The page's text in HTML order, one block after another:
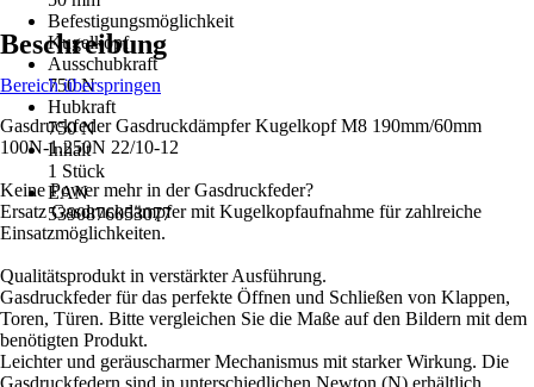
Befestigungsmöglichkeit
Kugelkopf
Ausschubkraft
750 N
Hubkraft
750 N
Inhalt
1 Stück
EAN
5390876053077
Beschreibung
Bereich überspringen
Gasdruckfeder Gasdruckdämpfer Kugelkopf M8 190mm/60mm
100N-1.250N 22/10-12
Keine Power mehr in der Gasdruckfeder?
Ersatz Gasdruckdämpfer mit Kugelkopfaufnahme für zahlreiche
Einsatzmöglichkeiten.
Qualitätsprodukt in verstärkter Ausführung.
Gasdruckfeder für das perfekte Öffnen und Schließen von Klappen,
Toren, Türen. Bitte vergleichen Sie die Maße auf den Bildern mit dem
benötigten Produkt.
Leichter und geräuscharmer Mechanismus mit starker Wirkung. Die
Gasdruckfedern sind in unterschiedlichen Newton (N) erhältlich.